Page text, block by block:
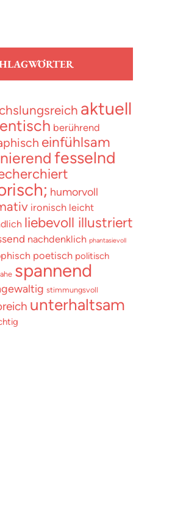
aktuell
berührend
einfühlsam
fesselnd
humorvoll
ironisch leicht
liebevoll illustriert
nachdenklich phantasievoll
poetisch politisch
spannend
stimmungsvoll
unterhaltsam